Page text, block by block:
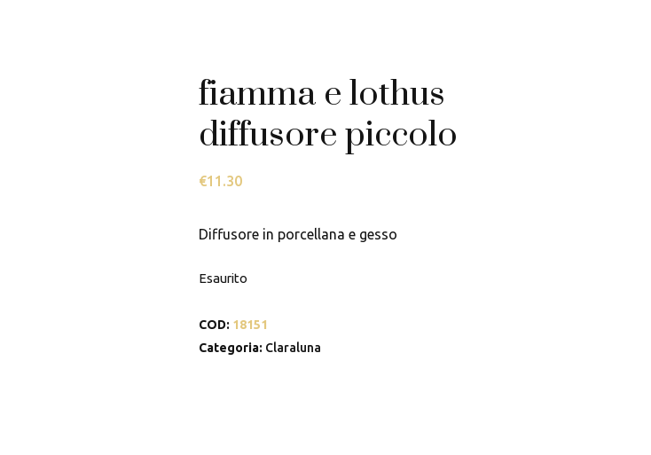
fiamma e lothus
diffusore piccolo
€11.30
Diffusore in porcellana e gesso
Esaurito
COD: 18151
Categoria: Claraluna